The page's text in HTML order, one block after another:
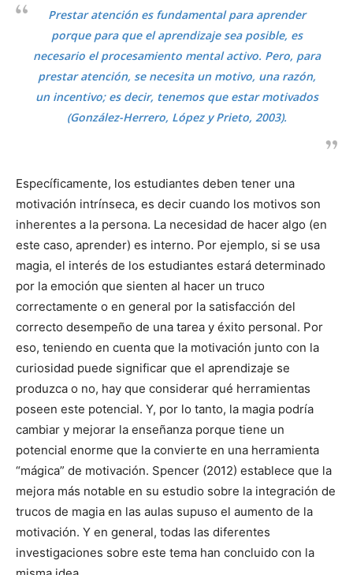
Prestar atención es fundamental para aprender
porque para que el aprendizaje sea posible, es
necesario el procesamiento mental activo. Pero, para
prestar atención, se necesita un motivo, una razón,
un incentivo; es decir, tenemos que estar motivados
(González-Herrero, López y Prieto, 2003).
Específicamente, los estudiantes deben tener una
motivación intrínseca, es decir cuando los motivos son
inherentes a la persona. La necesidad de hacer algo (en
este caso, aprender) es interno. Por ejemplo, si se usa
magia, el interés de los estudiantes estará determinado
por la emoción que sienten al hacer un truco
correctamente o en general por la satisfacción del
correcto desempeño de una tarea y éxito personal. Por
eso, teniendo en cuenta que la motivación junto con la
curiosidad puede significar que el aprendizaje se
produzca o no, hay que considerar qué herramientas
poseen este potencial. Y, por lo tanto, la magia podría
cambiar y mejorar la enseñanza porque tiene un
potencial enorme que la convierte en una herramienta
“mágica” de motivación. Spencer (2012) establece que la
mejora más notable en su estudio sobre la integración de
trucos de magia en las aulas supuso el aumento de la
motivación. Y en general, todas las diferentes
investigaciones sobre este tema han concluido con la